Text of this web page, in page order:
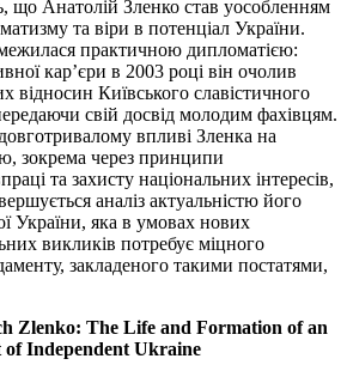
що Анатолій Зленко став уособленням
та віри в потенціал України.
практичною дипломатією:
кар’єри в 2003 році він очолив
відносин Київського славістичного
свій досвід молодим фахівцям.
впливі Зленка на
зокрема через принципи
та захисту національних інтересів,
аналіз актуальністю його
України, яка в умовах нових
викликів потребує міцного
закладеного такими постатями,
Zlenko: The Life and Formation of an
Independent Ukraine